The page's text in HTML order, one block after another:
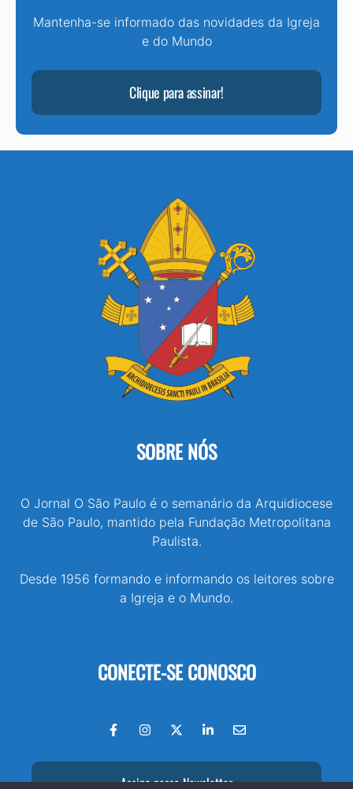
Mantenha-se informado das novidades da Igreja
e do Mundo
Clique para assinar!
SOBRE NÓS
O Jornal O São Paulo é o semanário da Arquidiocese
de São Paulo, mantido pela Fundação Metropolitana
Paulista.
Desde 1956 formando e informando os leitores sobre
a Igreja e o Mundo.
CONECTE-SE CONOSCO
Assine nossa Newsletter